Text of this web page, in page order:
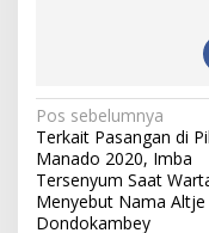
N
a
v
i
Pos sebelumnya
Terkait Pasangan di
Manado 2020, Imba
Tersenyum Saat
Menyebut Nama Altje
Dondokambey